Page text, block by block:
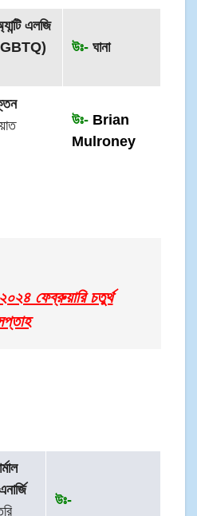
এলজি
উঃ- ঘানা
উঃ- Brian
Mulroney
ফেব্রুয়ারি চতুর্থ
উঃ-